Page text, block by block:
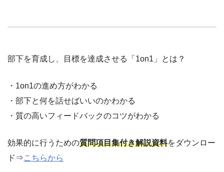
部下を育成し、目標を達成させる「1on1」とは？
・1on1の進め方がわかる
・部下と何を話せばいいのかわかる
・質の高いフィードバックのコツがわかる
効果的に行うための質問項目集付き解説資料をダウンロー
ド⇒こちらから